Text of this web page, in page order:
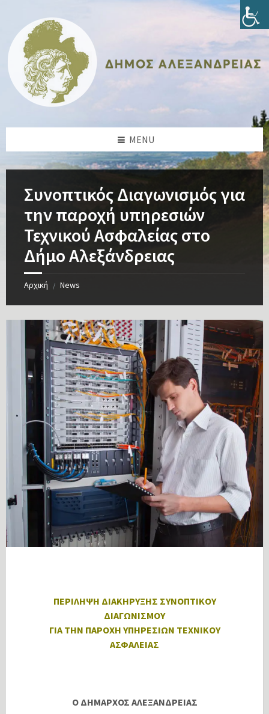
content
sidebar
sidebar
footer
MENU
Συνοπτικός Διαγωνισμός για
την παροχή υπηρεσιών
Τεχνικού Ασφαλείας στο
Δήμο Αλεξάνδρειας
Αρχική / News
ΠΕΡΙΛΗΨΗ ΔΙΑΚΗΡΥΞΗΣ ΣΥΝΟΠΤΙΚΟΥ
ΔΙΑΓΩΝΙΣΜΟΥ
ΓΙΑ ΤΗΝ ΠΑΡΟΧΗ ΥΠΗΡΕΣΙΩΝ ΤΕΧΝΙΚΟΥ
ΑΣΦΑΛΕΙΑΣ
Ο ΔΗΜΑΡΧΟΣ ΑΛΕΞΑΝΔΡΕΙΑΣ